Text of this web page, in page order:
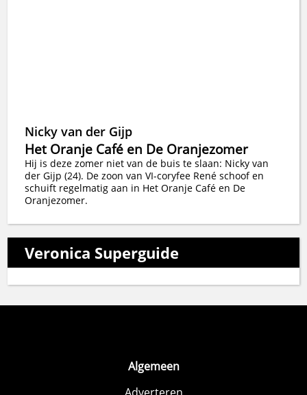
Nicky van der Gijp
Het Oranje Café en De Oranjezomer
Hij is deze zomer niet van de buis te slaan: Nicky van
der Gijp (24). De zoon van VI-coryfee René schoof en
schuift regelmatig aan in Het Oranje Café en De
Oranjezomer.
Veronica Superguide
Algemeen